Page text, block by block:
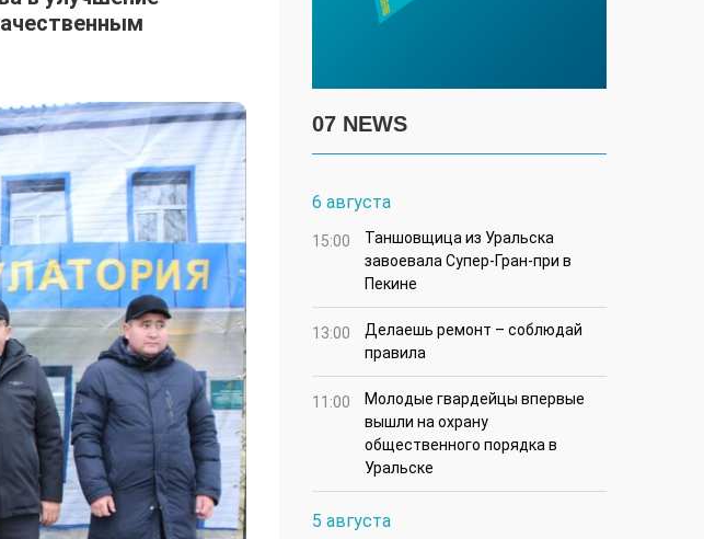
07 NEWS
6 августа
15:00
Таншовщица из Уральска
завоевала Супер-Гран-при в
Пекине
13:00
Делаешь ремонт – соблюдай
правила
11:00
Молодые гвардейцы впервые
вышли на охрану
общественного порядка в
Уральске
5 августа